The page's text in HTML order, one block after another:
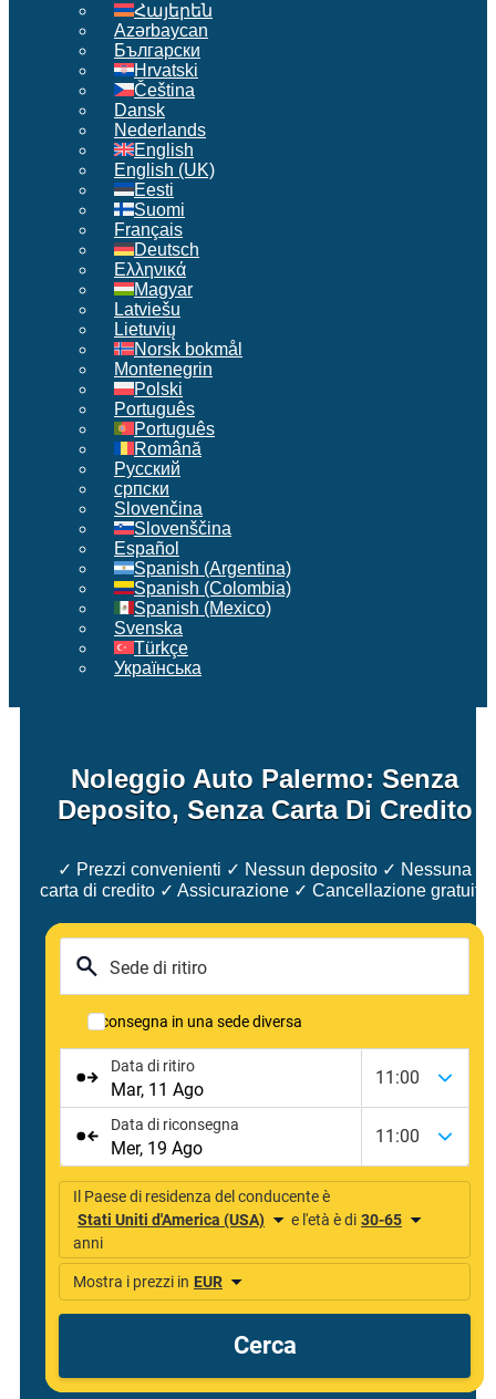
Հայերեն
Azərbaycan
Български
Hrvatski
Čeština
Dansk
Nederlands
English
English (UK)
Eesti
Suomi
Français
Deutsch
Ελληνικά
Magyar
Latviešu
Lietuvių
Norsk bokmål
Montenegrin
Polski
Português
Português
Română
Русский
српски
Slovenčina
Slovenščina
Español
Spanish (Argentina)
Spanish (Colombia)
Spanish (Mexico)
Svenska
Türkçe
Українська
Noleggio Auto Palermo: Senza
Deposito, Senza Carta Di Credito
✓ Prezzi convenienti ✓ Nessun deposito ✓ Nessuna
carta di credito ✓ Assicurazione ✓ Cancellazione gratuita